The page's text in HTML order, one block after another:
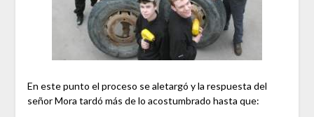
En este punto el proceso se aletargó y la respuesta del
señor Mora tardó más de lo acostumbrado hasta que: